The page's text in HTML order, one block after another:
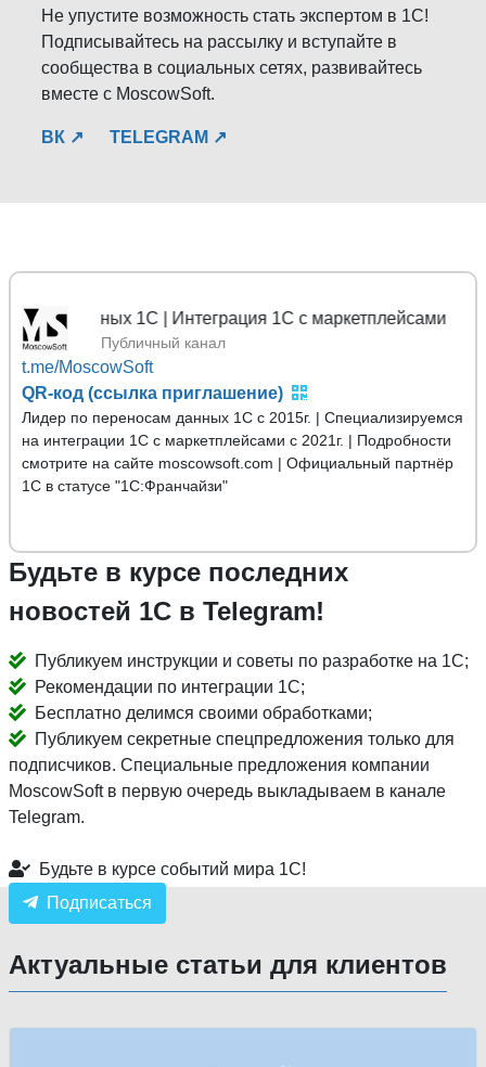
Не упустите возможность стать экспертом в 1С!
Подписывайтесь на рассылку и вступайте в
сообщества в социальных сетях, развивайтесь
вместе с MoscowSoft.
ВК ↗ TELEGRAM ↗
данных 1С | Интеграция 1С с маркетплейсами
Публичный канал
t.me/MoscowSoft
QR-код (ссылка приглашение)
Лидер по переносам данных 1С с 2015г. | Специализируемся
на интеграции 1С с маркетплейсами с 2021г. | Подробности
смотрите на сайте moscowsoft.com | Официальный партнёр
1С в статусе "1С:Франчайзи"
Будьте в курсе последних
новостей 1С в Telegram!
Публикуем инструкции и советы по разработке на 1С;
Рекомендации по интеграции 1С;
Бесплатно делимся своими обработками;
Публикуем секретные спецпредложения только для
подписчиков. Специальные предложения компании
MoscowSoft в первую очередь выкладываем в канале
Telegram.
Будьте в курсе событий мира 1С!
Подписаться
Актуальные статьи для клиентов